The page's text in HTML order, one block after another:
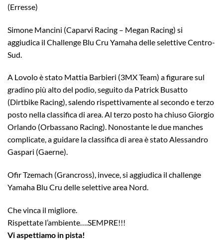
(Erresse)
Simone Mancini (Caparvi Racing – Megan Racing) si
aggiudica il Challenge Blu Cru Yamaha delle selettive Centro-
Sud.
A Lovolo è stato Mattia Barbieri (3MX Team) a figurare sul
gradino più alto del podio, seguito da Patrick Busatto
(Dirtbike Racing), salendo rispettivamente al secondo e terzo
posto nella classifica di area. Al terzo posto ha chiuso Giorgio
Orlando (Orbassano Racing). Nonostante le due manches
complicate, a guidare la classifica di area è stato Alessandro
Gaspari (Gaerne).
Ofir Tzemach (Grancross), invece, si aggiudica il challenge
Yamaha Blu Cru delle selettive area Nord.
Che vinca il migliore.
Rispettate l’ambiente….SEMPRE!!!
Vi aspettiamo in pista!